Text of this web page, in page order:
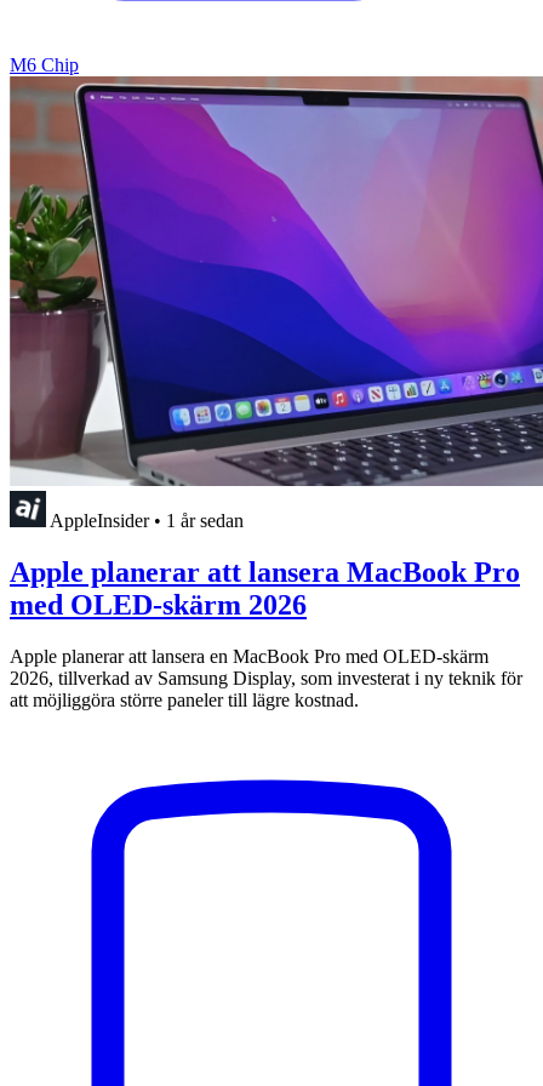
M6 Chip
AppleInsider • 1 år sedan
Apple planerar att lansera MacBook Pro
med OLED-skärm 2026
Apple planerar att lansera en MacBook Pro med OLED-skärm
2026, tillverkad av Samsung Display, som investerat i ny teknik för
att möjliggöra större paneler till lägre kostnad.